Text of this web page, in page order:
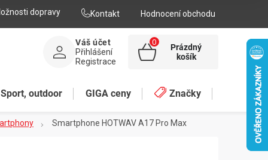
dopravy Kontakt Hodnocení obchodu
Váš účet
Přihlášení
Registrace
NÁKUPNÍ
Prázdný
košík
Sport, outdoor GIGA ceny Značky
Smartphone HOTWAV A17 Pro Max